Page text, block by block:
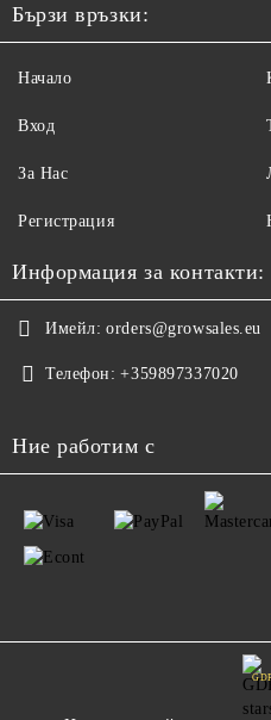
Бързи връзки:
Начало
Вход
За Нас
Регистрация
Информация за контакти:
Имейл: orders@growsales.eu
Телефон: +359897337020
Ние работим с